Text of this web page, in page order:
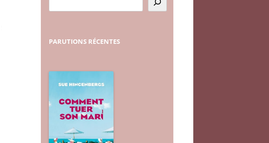
PARUTIONS RÉCENTES